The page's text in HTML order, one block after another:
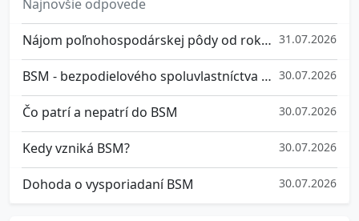
Najnovšie odpovede
Nájom poľnohospodárskej pôdy od roku 2026 31.07.2026
BSM - bezpodielového spoluvlastníctva manželov 30.07.2026
Čo patrí a nepatrí do BSM 30.07.2026
Kedy vzniká BSM? 30.07.2026
Dohoda o vysporiadaní BSM 30.07.2026